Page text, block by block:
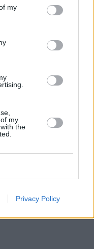
my
my
the
Privacy Policy